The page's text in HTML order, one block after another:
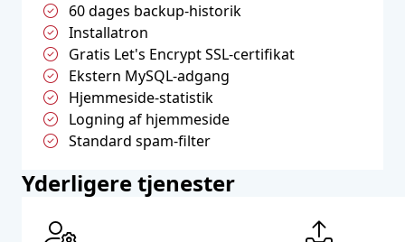
60 dages backup-historik
Installatron
Gratis Let's Encrypt SSL-certifikat
Ekstern MySQL-adgang
Hjemmeside-statistik
Logning af hjemmeside
Standard spam-filter
Yderligere tjenester